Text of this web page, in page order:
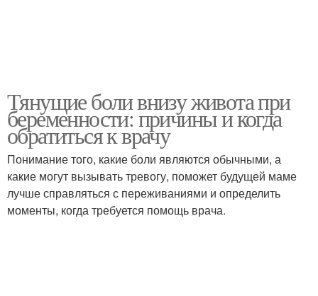
Тянущие боли внизу живота при
беременности: причины и когда
обратиться к врачу
Понимание того, какие боли являются обычными, а
какие могут вызывать тревогу, поможет будущей маме
лучше справляться с переживаниями и определить
моменты, когда требуется помощь врача.